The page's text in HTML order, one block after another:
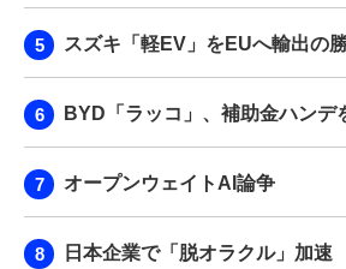
スズキ「軽EV」をEUへ輸出の
BYD「ラッコ」、補助金ハンデ
オープンウェイトAI論争
日本企業で「脱オラクル」加速